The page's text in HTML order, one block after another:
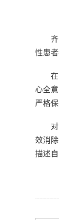
齐齐
性患
在男
心全
严格
对于
效消
描述